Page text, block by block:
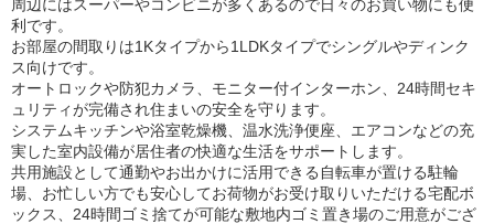
周辺にはスーパーやコンビニが多くあるので日々のお買い物にも便
利です。
お部屋の間取りは1Kタイプから1LDKタイプでシングルやディンク
ス向けです。
オートロックや防犯カメラ、モニター付インターホン、24時間セキ
ュリティが完備され住まいの安全を守ります。
システムキッチンや浴室乾燥機、温水洗浄便座、エアコンなどの充
実した室内設備が居住者の快適な生活をサポートします。
共用施設として通勤やお出かけに活用できる自転車が置ける駐輪
場、お忙しい方でも安心してお荷物がお受け取りいただける宅配ボ
ックス、24時間ゴミ捨てが可能な敷地内ゴミ置き場のご用意がござ